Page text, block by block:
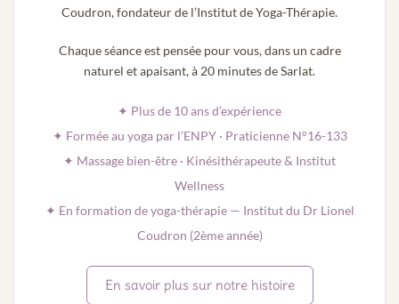
Coudron, fondateur de l’Institut de Yoga-Thérapie.
Chaque séance est pensée pour vous, dans un cadre
naturel et apaisant, à 20 minutes de Sarlat.
✦ Plus de 10 ans d’expérience
✦ Formée au yoga par l’ENPY · Praticienne N°16-133
✦ Massage bien-être · Kinésithérapeute & Institut
Wellness
✦ En formation de yoga-thérapie — Institut du Dr Lionel
Coudron (2ème année)
En savoir plus sur notre histoire